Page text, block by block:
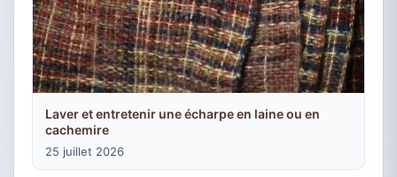
Laver et entretenir une écharpe en laine ou en
cachemire
25 juillet 2026